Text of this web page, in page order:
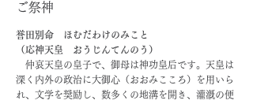
ご祭神
誉田別命 ほむだわけのみこと
（応神天皇 おうじんてんのう）
仲哀天皇の皇子で、御母は神功皇后です。天皇は
深く内外の政治に大御心（おおみこころ）を用いら
れ、文学を奨励し、数多くの地溝を開き、灌漑の便